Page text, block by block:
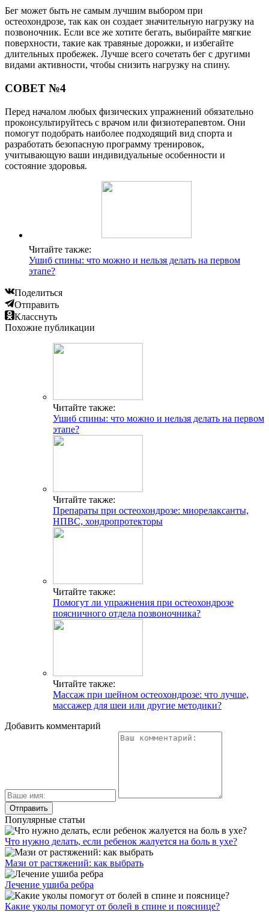
Бег может быть не самым лучшим выбором при
остеохондрозе, так как он создает значительную нагрузку на
позвоночник. Если все же хотите бегать, выбирайте мягкие
поверхности, такие как травяные дорожки, и избегайте
длительных пробежек. Лучше всего сочетать бег с другими
видами активности, чтобы снизить нагрузку на спину.
СОВЕТ №4
Перед началом любых физических упражнений обязательно
проконсультируйтесь с врачом или физиотерапевтом. Они
помогут подобрать наиболее подходящий вид спорта и
разработать безопасную программу тренировок,
учитывающую ваши индивидуальные особенности и
состояние здоровья.
Читайте также:
Ушиб спины: что можно и нельзя делать на первом
этапе?
Поделиться
Отправить
Класснуть
Похожие публикации
Читайте также:
Ушиб спины: что можно и нельзя делать на первом
этапе?
Читайте также:
Препараты при остеохондрозе: миорелаксанты,
НПВС, хондропротекторы
Читайте также:
Помогут ли упражнения при остеохондрозе
поясничного отдела позвоночника?
Читайте также:
Массаж при шейном остеохондрозе: что лучше,
массажер для шеи или другие методики?
Добавить комментарий
Популярные статьи
Что нужно делать, если ребенок жалуется на боль в ухе?
Мази от растяжений: как выбрать
Лечение ушиба ребра
Какие уколы помогут от болей в спине и пояснице?